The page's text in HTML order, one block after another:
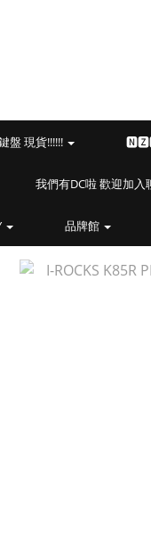
盤 現貨!!!!!!
我們有DC啦 歡迎加入
品牌館